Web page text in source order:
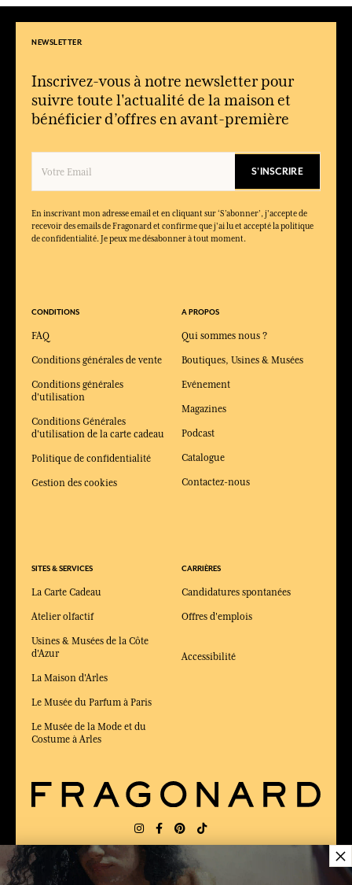
pratiques.
Convient-elle comme idée cadeau ?
Oui, elle est conçue comme un souvenir parfumé simple et
accessible.
NEWSLETTER
Inscrivez-vous à notre newsletter pour
suivre toute l'actualité de la maison et
bénéficier d’offres en avant-première
S'INSCRIRE
En inscrivant mon adresse email et en cliquant sur ‘S’abonner’, j'accepte de
recevoir des emails de Fragonard et confirme que j'ai lu et accepté la politique
de confidentialité. Je peux me désabonner à tout moment.
CONDITIONS
FAQ
Conditions générales de vente
Conditions générales
d'utilisation
Conditions Générales
d'utilisation de la carte cadeau
Politique de confidentialité
Gestion des cookies
SITES & SERVICES
La Carte Cadeau
Atelier olfactif
Usines & Musées de la Côte
d'Azur
La Maison d'Arles
Le Musée du Parfum à Paris
Le Musée de la Mode et du
Costume à Arles
A PROPOS
Qui sommes nous ?
Boutiques, Usines & Musées
Evénement
Magazines
Podcast
Catalogue
Contactez-nous
CARRIÈRES
Candidatures spontanées
Offres d'emplois
Accessibilité
LIVRAISON: LANGUE:
×